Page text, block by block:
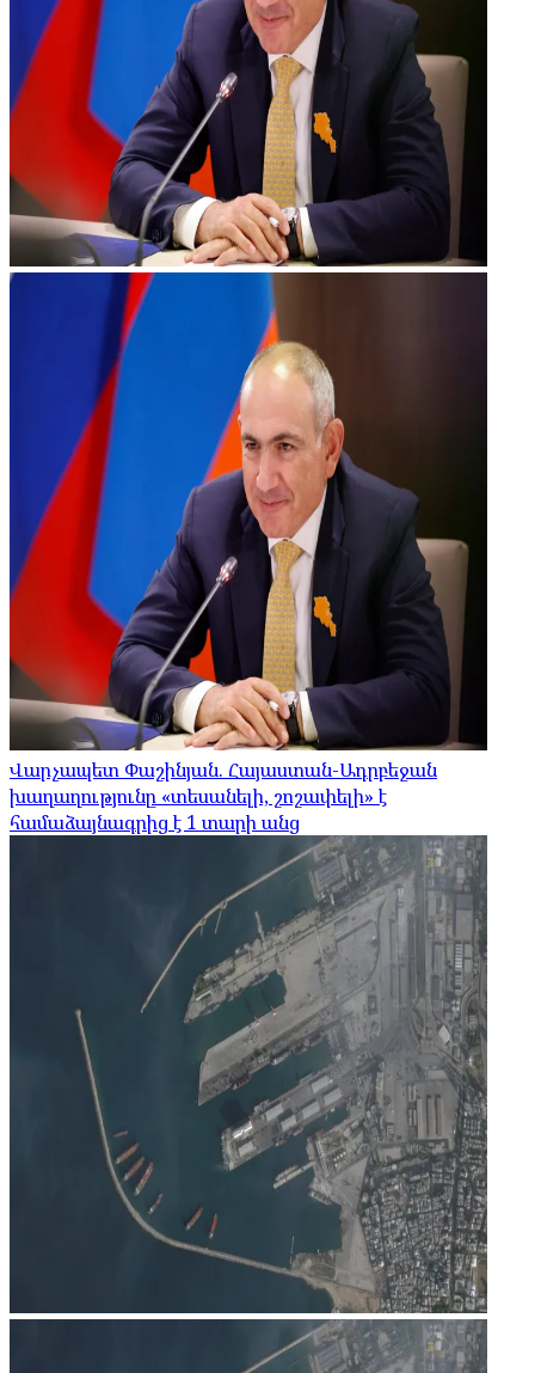
Վարչապետ Փաշինյան. Հայաստան-Ադրբեջան
խաղաղությունը «տեսանելի, շոշափելի» է
համաձայնագրից է 1 տարի անց